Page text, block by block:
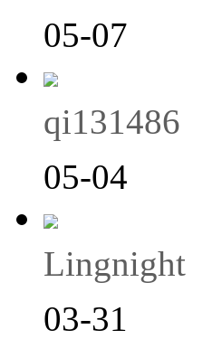
05-07
qi131486
05-04
Lingnight
03-31